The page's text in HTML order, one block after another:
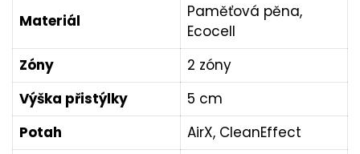
Materiál
Paměťová pěna,
Ecocell
Zóny
2 zóny
Výška přistýlky
5 cm
Potah
AirX, CleanEffect